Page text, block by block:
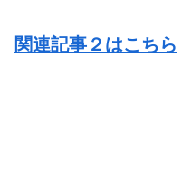
関連記事２はこちら